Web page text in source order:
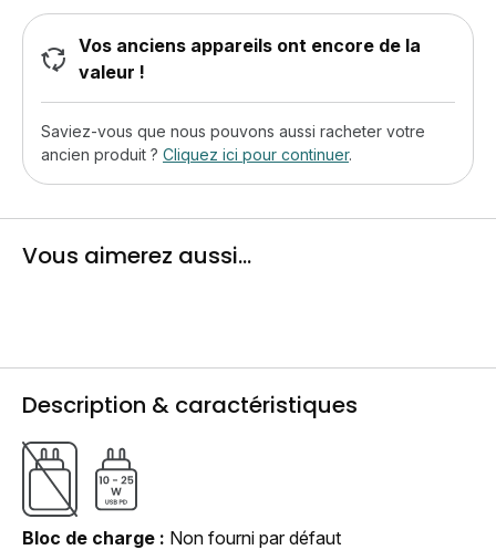
Vos anciens appareils ont encore de la
valeur !
Saviez-vous que nous pouvons aussi racheter votre
ancien produit ? Cliquez ici pour continuer.
Vous aimerez aussi...
Description & caractéristiques
Bloc de charge
Non fourni par défaut